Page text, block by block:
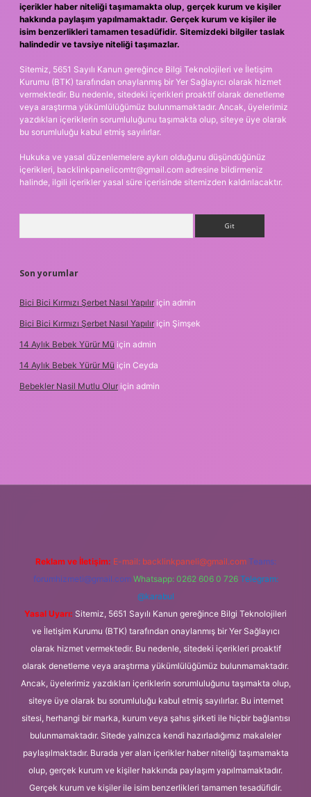
içerikler haber niteliği taşımamakta olup, gerçek kurum ve kişiler
hakkında paylaşım yapılmamaktadır. Gerçek kurum ve kişiler ile
isim benzerlikleri tamamen tesadüfidir. Sitemizdeki bilgiler taslak
halindedir ve tavsiye niteliği taşımazlar.
Sitemiz, 5651 Sayılı Kanun gereğince Bilgi Teknolojileri ve İletişim
Kurumu (BTK) tarafından onaylanmış bir Yer Sağlayıcı olarak hizmet
vermektedir. Bu nedenle, sitedeki içerikleri proaktif olarak denetleme
veya araştırma yükümlülüğümüz bulunmamaktadır. Ancak, üyelerimiz
yazdıkları içeriklerin sorumluluğunu taşımakta olup, siteye üye olarak
bu sorumluluğu kabul etmiş sayılırlar.
Hukuka ve yasal düzenlemelere aykırı olduğunu düşündüğünüz
içerikleri, backlinkpanelicomtr@gmail.com adresine bildirmeniz
halinde, ilgili içerikler yasal süre içerisinde sitemizden kaldırılacaktır.
Son yorumlar
Bici Bici Kırmızı Şerbet Nasıl Yapılır için admin
Bici Bici Kırmızı Şerbet Nasıl Yapılır için Şimşek
14 Aylık Bebek Yürür Mü için admin
14 Aylık Bebek Yürür Mü için Ceyda
Bebekler Nasil Mutlu Olur için admin
Reklam ve İletişim: E-mail: backlinkpaneli@gmail.com Teams:
forumhizmeti@gmail.com Whatsapp: 0262 606 0 726 Telegram:
@karabul
Yasal Uyarı: Sitemiz, 5651 Sayılı Kanun gereğince Bilgi Teknolojileri
ve İletişim Kurumu (BTK) tarafından onaylanmış bir Yer Sağlayıcı
olarak hizmet vermektedir. Bu nedenle, sitedeki içerikleri proaktif
olarak denetleme veya araştırma yükümlülüğümüz bulunmamaktadır.
Ancak, üyelerimiz yazdıkları içeriklerin sorumluluğunu taşımakta olup,
siteye üye olarak bu sorumluluğu kabul etmiş sayılırlar. Bu internet
sitesi, herhangi bir marka, kurum veya şahıs şirketi ile hiçbir bağlantısı
bulunmamaktadır. Sitede yalnızca kendi hazırladığımız makaleler
paylaşılmaktadır. Burada yer alan içerikler haber niteliği taşımamakta
olup, gerçek kurum ve kişiler hakkında paylaşım yapılmamaktadır.
Gerçek kurum ve kişiler ile isim benzerlikleri tamamen tesadüfidir.